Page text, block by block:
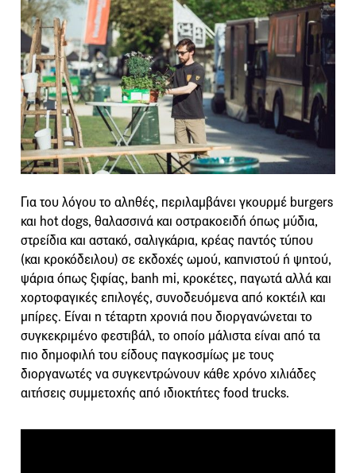
Για του λόγου το αληθές, περιλαμβάνει γκουρμέ burgers
και hot dogs, θαλασσινά και οστρακοειδή όπως μύδια,
στρείδια και αστακό, σαλιγκάρια, κρέας παντός τύπου
(και κροκόδειλου) σε εκδοχές ωμού, καπνιστού ή ψητού,
ψάρια όπως ξιφίας, banh mi, κροκέτες, παγωτά αλλά και
χορτοφαγικές επιλογές, συνοδευόμενα από κοκτέιλ και
μπίρες. Είναι η τέταρτη χρονιά που διοργανώνεται το
συγκεκριμένο φεστιβάλ, το οποίο μάλιστα είναι από τα
πιο δημοφιλή του είδους παγκοσμίως με τους
διοργανωτές να συγκεντρώνουν κάθε χρόνο χιλιάδες
αιτήσεις συμμετοχής από ιδιοκτήτες food trucks.